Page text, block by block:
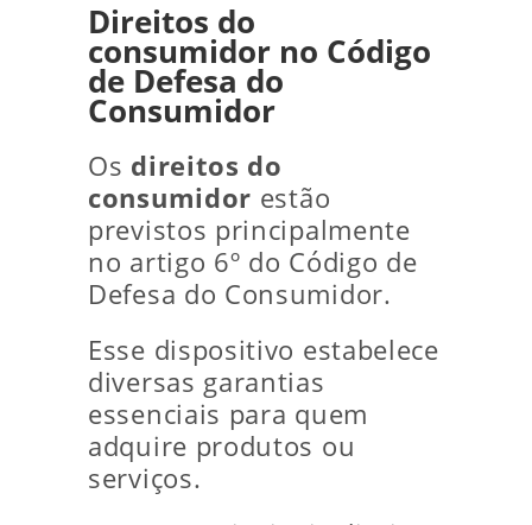
Direitos do
consumidor no Código
de Defesa do
Consumidor
Os direitos do
consumidor estão
previstos principalmente
no artigo 6º do Código de
Defesa do Consumidor.
Esse dispositivo estabelece
diversas garantias
essenciais para quem
adquire produtos ou
serviços.